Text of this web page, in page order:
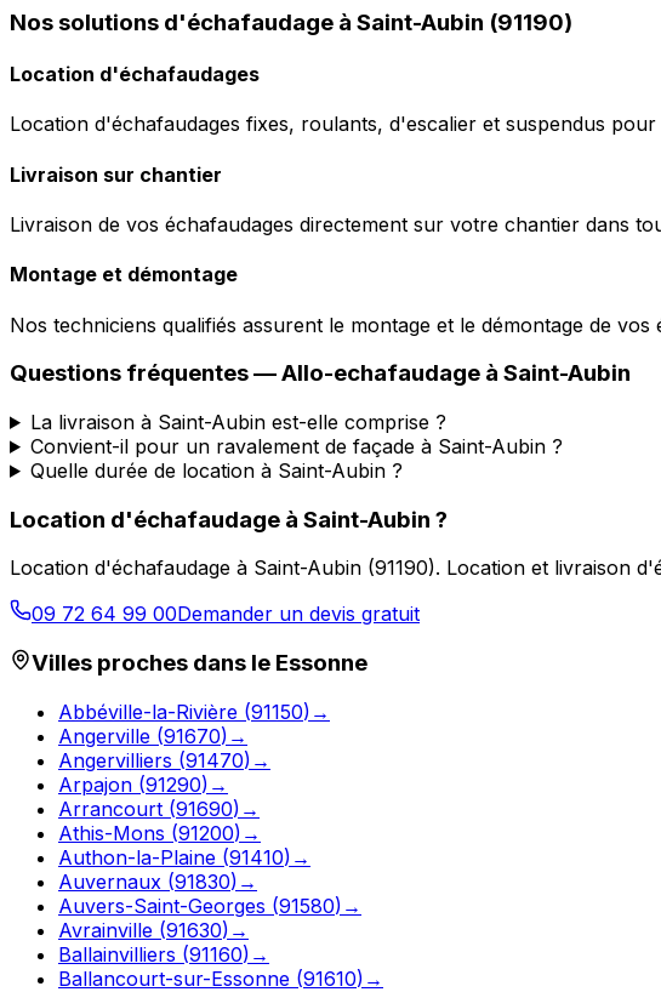
Nos solutions d'échafaudage à Saint-Aubin (91190)
Location d'échafaudages
Location d'échafaudages fixes, roulants, d'escalier et suspendus
Livraison sur chantier
Livraison de vos échafaudages directement sur votre chantier dans
Montage et démontage
Nos techniciens qualifiés assurent le montage et le démontage de
Questions fréquentes —Allo-echafaudage à Saint-Aubin
La livraison à Saint-Aubin est-elle comprise ?
Convient-il pour un ravalement de façade à Saint-Aubin ?
Quelle durée de location à Saint-Aubin ?
Location d'échafaudage à Saint-Aubin ?
Location d'échafaudage à Saint-Aubin (91190). Location et livraison
09 72 64 99 00Demander un devis gratuit
Villes proches dans le Essonne
Abbéville-la-Rivière (91150) →
Angerville (91670) →
Angervilliers (91470) →
Arpajon (91290) →
Arrancourt (91690) →
Athis-Mons (91200) →
Authon-la-Plaine (91410) →
Auvernaux (91830) →
Auvers-Saint-Georges (91580) →
Avrainville (91630) →
Ballainvilliers (91160) →
Ballancourt-sur-Essonne (91610) →